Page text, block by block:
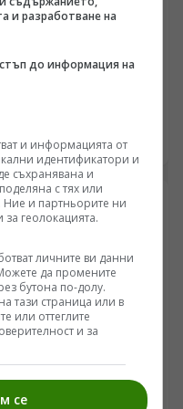
„Шънджоу-21“,
космическа
послание по случай
на Космоса.
и разработване на
до информация на
и информацията от
идентификатори и
съхранявана и
с тях или
Ние и партньорите ни
геолокацията.
личните ви данни
да промените
бутона по-долу.
тази страница или в
или оттеглите
и за
се